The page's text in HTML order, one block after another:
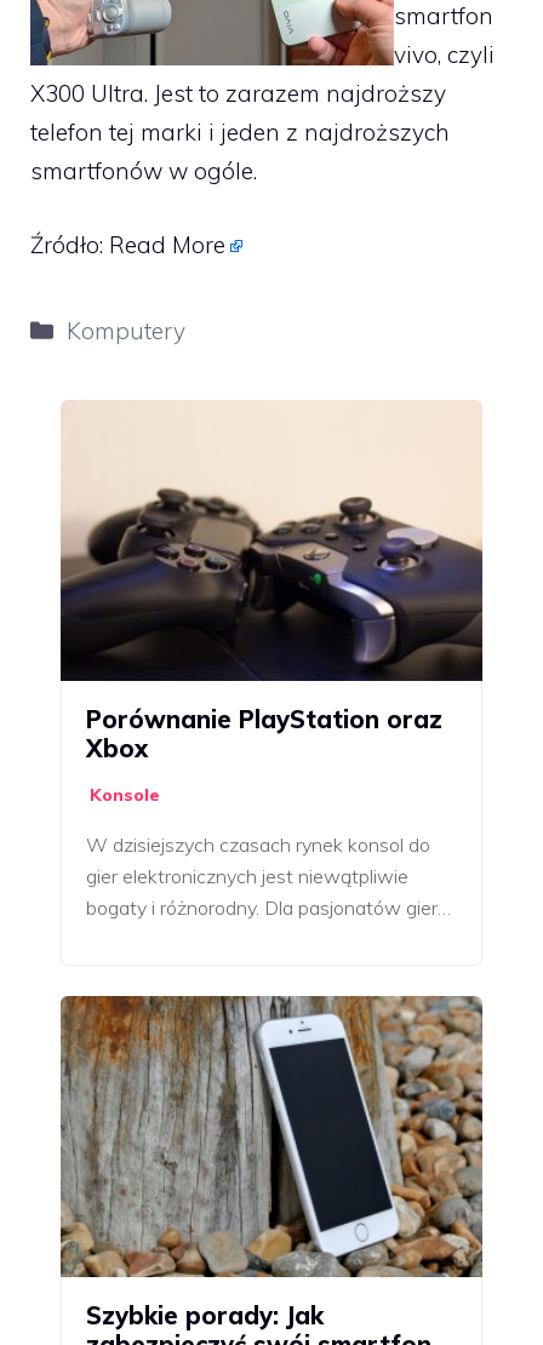
smartfon
vivo, czyli
X300 Ultra. Jest to zarazem najdroższy
telefon tej marki i jeden z najdroższych
smartfonów w ogóle.
Źródło: Read More
Kategorie
Komputery
Porównanie PlayStation oraz
Xbox
Konsole
W dzisiejszych czasach rynek konsol do
gier elektronicznych jest niewątpliwie
bogaty i różnorodny. Dla pasjonatów gier…
Szybkie porady: Jak